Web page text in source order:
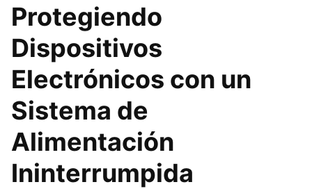
Protegiendo
Dispositivos
Electrónicos con un
Sistema de
Alimentación
Ininterrumpida